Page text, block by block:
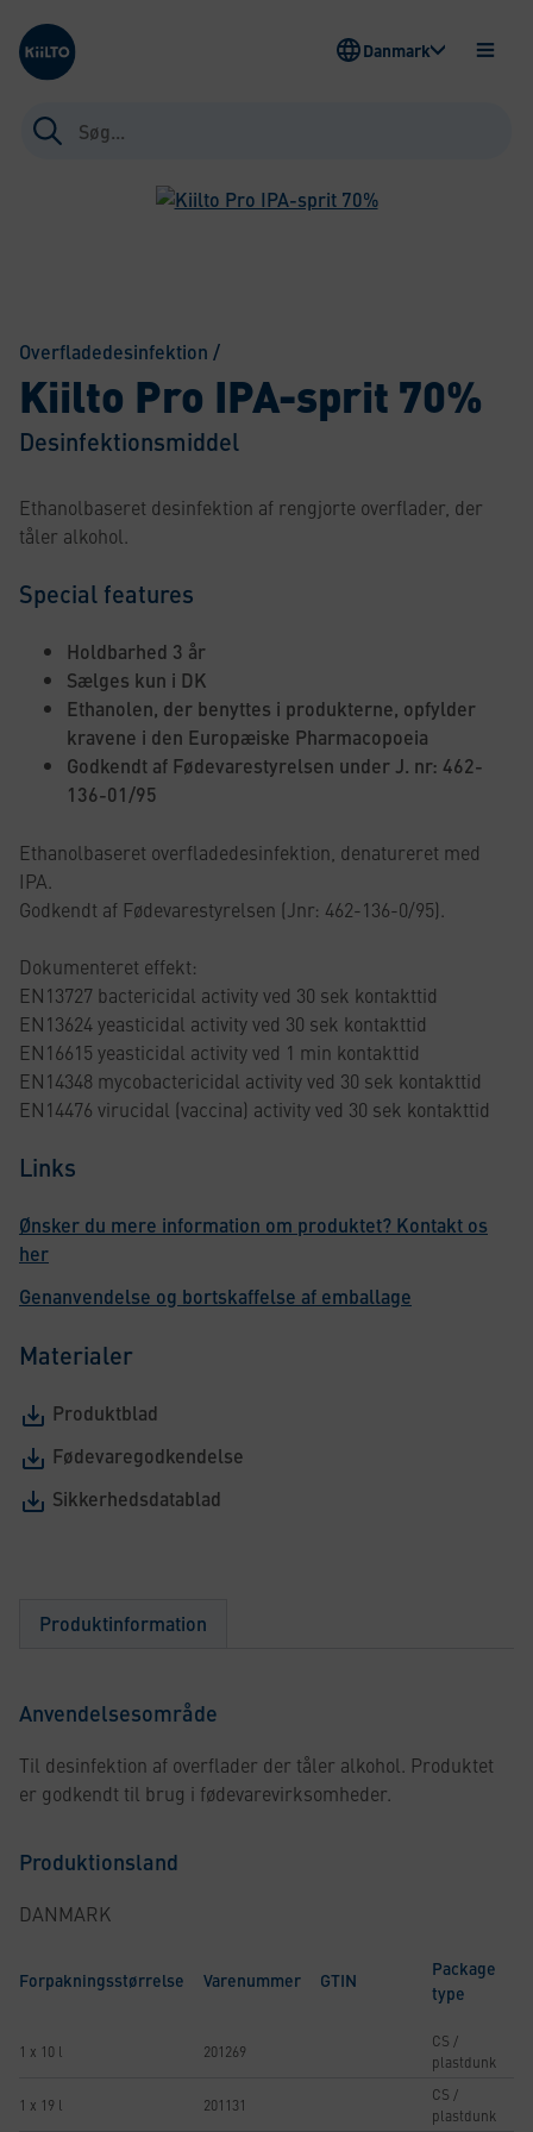
Kiilto Denmark
Søg
efter:
ÅBEN
Danmark
Overfladedesinfektion /
Kiilto Pro IPA-sprit 70%
Desinfektionsmiddel
Ethanolbaseret desinfektion af rengjorte overflader, der
tåler alkohol.
Special features
Holdbarhed 3 år
Sælges kun i DK
Ethanolen, der benyttes i produkterne, opfylder
kravene i den Europæiske Pharmacopoeia
Godkendt af Fødevarestyrelsen under J. nr: 462-
136-01/95
Ethanolbaseret overfladedesinfektion, denatureret med
IPA.
Godkendt af Fødevarestyrelsen (Jnr: 462-136-0/95).
Dokumenteret effekt:
EN13727 bactericidal activity ved 30 sek kontakttid
EN13624 yeasticidal activity ved 30 sek kontakttid
EN16615 yeasticidal activity ved 1 min kontakttid
EN14348 mycobactericidal activity ved 30 sek kontakttid
EN14476 virucidal (vaccina) activity ved 30 sek kontakttid
Links
Ønsker du mere information om produktet? Kontakt os
her
Genanvendelse og bortskaffelse af emballage
Materialer
Produktblad
Fødevaregodkendelse
Sikkerhedsdatablad
Produktinformation
Anvendelsesområde
Til desinfektion af overflader der tåler alkohol. Produktet
er godkendt til brug i fødevarevirksomheder.
Produktionsland
DANMARK
Forpakningsstørrelse Varenummer GTIN
Package
type
1 x 10 l 201269
CS /
plastdunk
1 x 19 l 201131
CS /
plastdunk